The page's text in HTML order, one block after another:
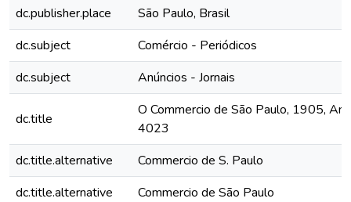
dc.publisher.place
São Paulo, Brasil
dc.subject
Comércio - Periódicos
dc.subject
Anúncios - Jornais
dc.title
O Commercio de São Paulo, 1905,
4023
dc.title.alternative
Commercio de S. Paulo
dc.title.alternative
Commercio de São Paulo